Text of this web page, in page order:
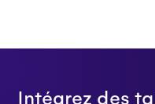
Intégrez des